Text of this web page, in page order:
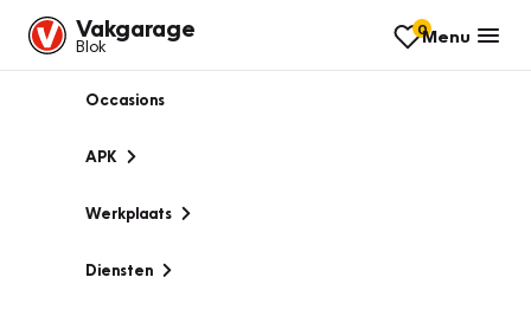
Vakgarage
Blok
0Menu
Occasions
APK
Werkplaats
Diensten